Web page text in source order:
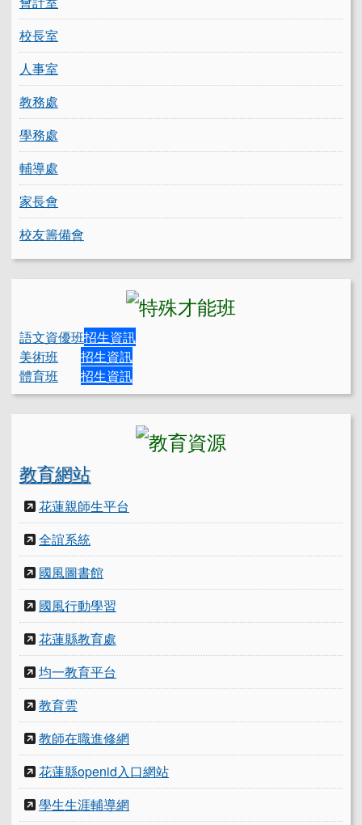
校長室
人事室
教務處
學務處
輔導處
家長會
校友籌備會
語文資優班招生資訊
美術班
招生資訊
體育班
招生資訊
教育網站
花蓮親師生平台
全誼系統
國風圖書館
國風行動學習
花蓮縣教育處
均一教育平台
教育雲
教師在職進修網
花蓮縣openid入口網站
學生生涯輔導網